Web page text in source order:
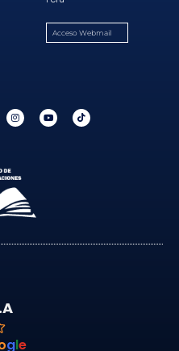
Acceso Webmail
gle